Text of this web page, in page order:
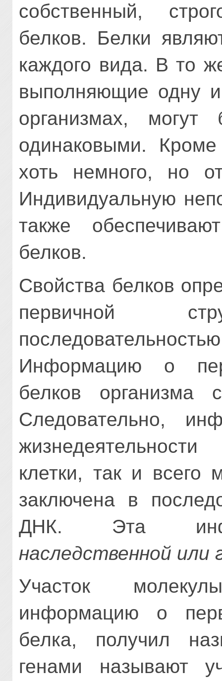
собственный,
белков. Белки
каждого вида. В то
выполняющие одну
организмах,
одинаковыми.
хоть немного, но
Индивидуальную
также
белков.
Свойства белков
первичной
Информацию о
белков организма
Следовательно,
клетки, так и всего
заключена в
ДНК. Эта
наследственной или
Участок
информацию о
белка, получил
генами называют